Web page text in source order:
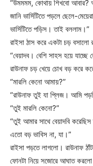
“উমমমম, কোথায় শিখবো
জানি ভার্সিটিতে পড়লে ছেলে-
ভার্সিটিতে পড়িস। তাই বললাম।”
রাইসা ঠাস করে একটা চড় বসালো
“বেয়াদব। বেশি সাহস হয়ে
রাউনাফ চড় খেয়ে চোখ বড় করে
“মারলি কেনো আমায়?”
“রাউনাফ তুই যা প্লিজ। আমি
“তুই মারলি কেনো?”
“তুই আমার সাথে বেয়াদবি
এতো বড় ভাবিস না, যা।”
রাইসা পড়তে লাগলো। রাউনাফ
ফোনটা নিয়ে সজোরে আঘাত